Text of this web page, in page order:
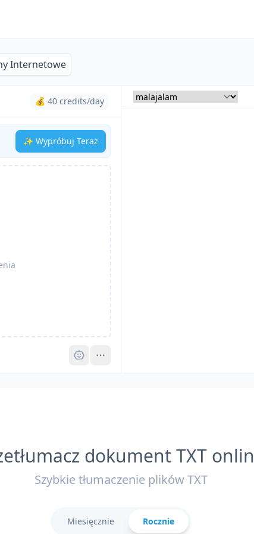
Internetowe
💰 40 credits/day
✨ Wypróbuj Teraz
dokument TXT
Szybkie tłumaczenie plików TXT
Miesięcznie Rocznie